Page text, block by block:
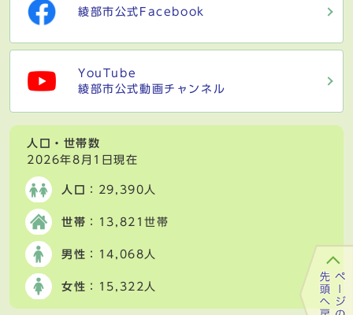
綾部市公式Facebook
YouTube
綾部市公式動画チャンネル
人口・世帯数
2026年8月1日現在
人口 ：29,390人
世帯 ：13,821世帯
男性 ：14,068人
女性 ：15,322人